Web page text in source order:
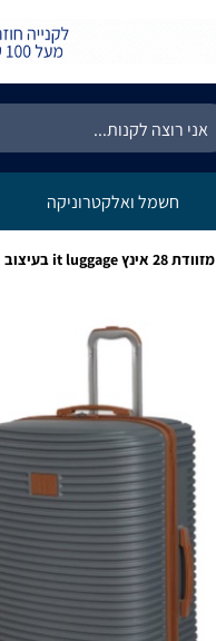
חשמל ואלקטרוניקה
מזוודת 28 אינץ it luggage בעיצוב אלגנטי מרהיב